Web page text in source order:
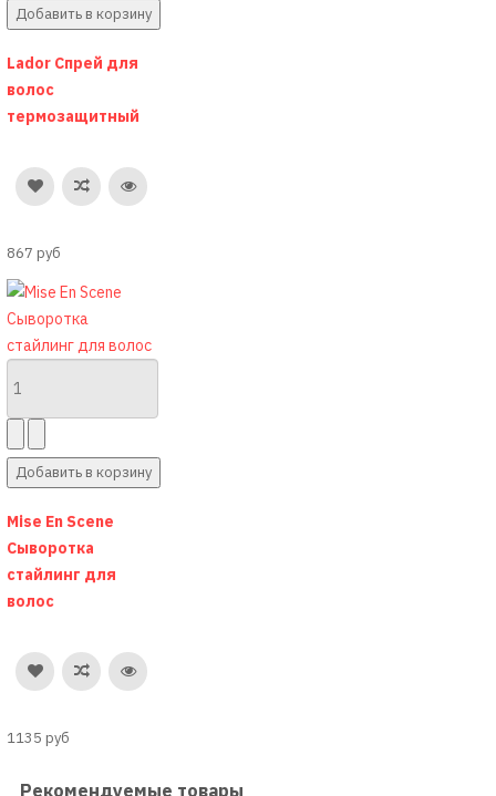
Lador Спрей для
волос
термозащитный
867 руб
Mise En Scene
Сыворотка
стайлинг для
волос
1135 руб
Рекомендуемые товары